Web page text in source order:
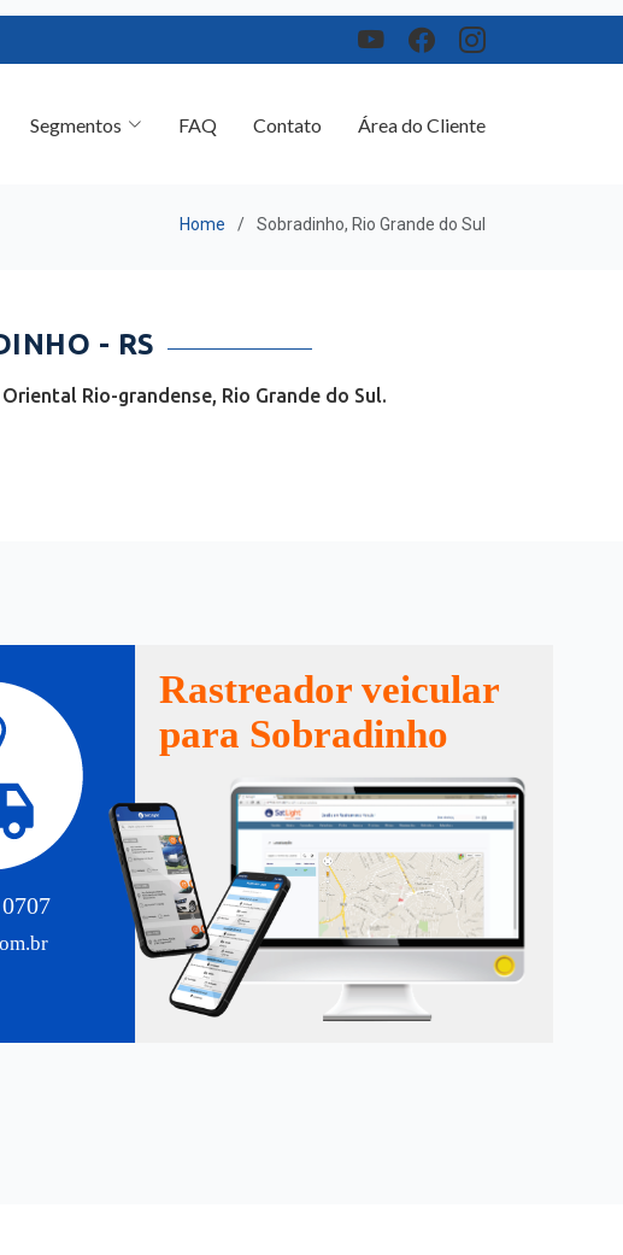
Home Sobradinho, Rio Grande do Sul
- RS
Rio-grandense, Rio Grande do Sul.
Rastreador veicular
para Sobradinho